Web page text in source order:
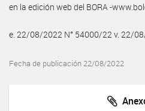
en la edición web del BORA -
e. 22/08/2022 N° 54000/22 v. 22/
Fecha de publicación 22/08/2022